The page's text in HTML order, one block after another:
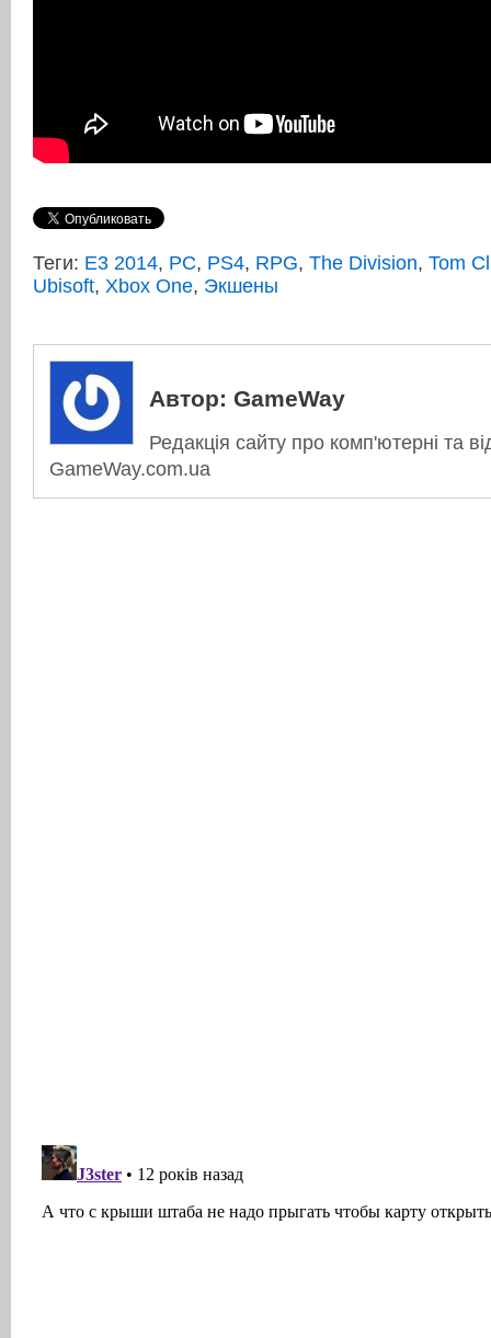
Теги: E3 2014, PC, PS4, RPG, The Division, Tom
Ubisoft, Xbox One, Экшены
Автор: GameWay
Редакція сайту про комп'ютерні та
GameWay.com.ua